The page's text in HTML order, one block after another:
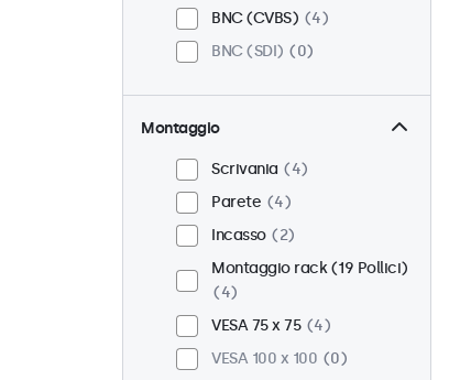
BNC (CVBS)
4
BNC (SDI)
0
Montaggio
Scrivania
4
Parete
4
Incasso
2
Montaggio rack (19 Pollici)
4
VESA 75 x 75
4
VESA 100 x 100
0